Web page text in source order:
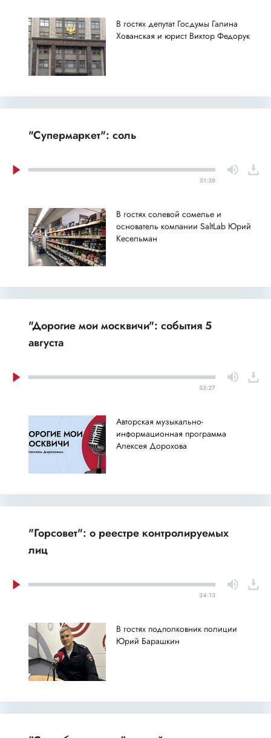
В гостях депутат Госдумы Галина
Хованская и юрист Виктор Федорук
"Супермаркет": соль
51:38
В гостях солевой сомелье и
основатель компании SaltLab Юрий
Кесельман
"Дорогие мои москвичи": события 5
августа
53:27
Авторская музыкально-
информационная программа
Алексея Дорохова
"Горсовет": о реестре контролируемых
лиц
24:13
В гостях подполковник полиции
Юрий Барашкин